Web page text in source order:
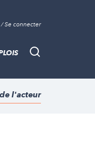
Se connecter
Recherche
l'acteur